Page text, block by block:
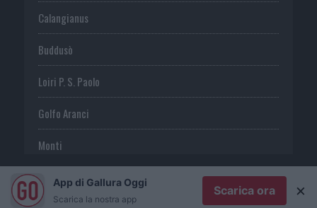
Calangianus
Buddusò
Loiri P. S. Paolo
Golfo Aranci
Monti
TeltiApp di Gallura Oggi
Scarica la nostra app
Scarica ora ×